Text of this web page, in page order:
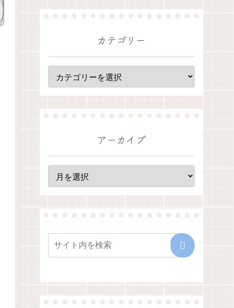
カテゴリー
アーカイブ